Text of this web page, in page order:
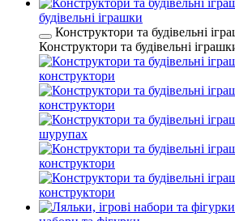
будівельні іграшки
Конструктори та будівельні
Конструктори та будівельні
конструктори
конструктори
шурупах
конструктори
конструктори